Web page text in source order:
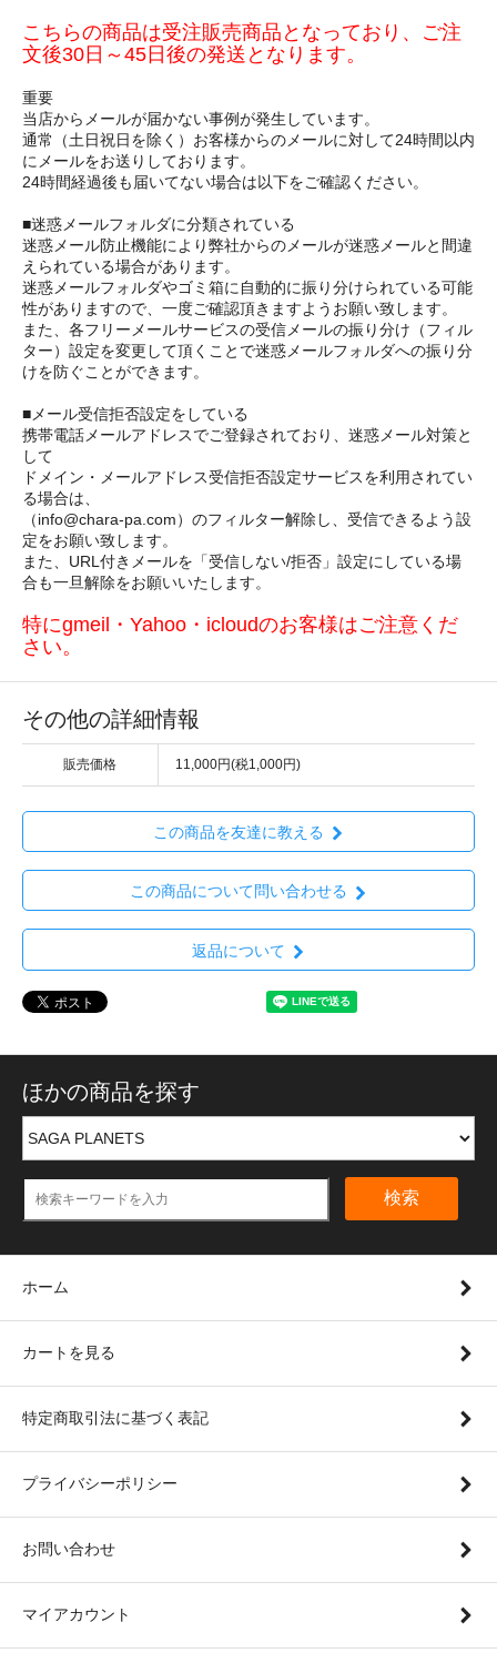
こちらの商品は受注販売商品となっており、ご注
文後30日～45日後の発送となります。
重要
当店からメールが届かない事例が発生しています。
通常（土日祝日を除く）お客様からのメールに対して24時間以内
にメールをお送りしております。
24時間経過後も届いてない場合は以下をご確認ください。
■迷惑メールフォルダに分類されている
迷惑メール防止機能により弊社からのメールが迷惑メールと間違
えられている場合があります。
迷惑メールフォルダやゴミ箱に自動的に振り分けられている可能
性がありますので、一度ご確認頂きますようお願い致します。
また、各フリーメールサービスの受信メールの振り分け（フィル
ター）設定を変更して頂くことで迷惑メールフォルダへの振り分
けを防ぐことができます。
■メール受信拒否設定をしている
携帯電話メールアドレスでご登録されており、迷惑メール対策と
して
ドメイン・メールアドレス受信拒否設定サービスを利用されてい
る場合は、
（info@chara-pa.com）のフィルター解除し、受信できるよう設
定をお願い致します。
また、URL付きメールを「受信しない/拒否」設定にしている場
合も一旦解除をお願いいたします。
特にgmeil・Yahoo・icloudのお客様はご注意くだ
さい。
その他の詳細情報
販売価格 11,000円(税1,000円)
この商品を友達に教える
この商品について問い合わせる
返品について
ほかの商品を探す
検索
ホーム
カートを見る
特定商取引法に基づく表記
プライバシーポリシー
お問い合わせ
マイアカウント